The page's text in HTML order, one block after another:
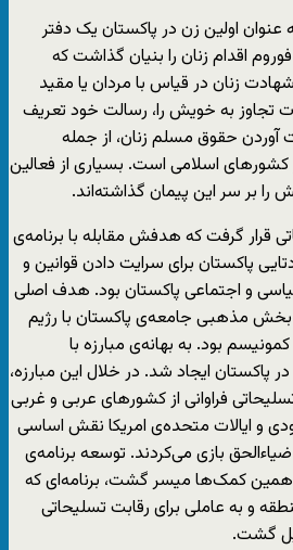
جهانگیر در سال ۱۹۸۱ به عنوان اولین زن در پاکستان یک دفتر
اقدام زنان را بنیان گذاشت که
زنان در قیاس با مردان یا مقید
تجاوز به خویش را، رسالت خود تعریف
آوردن حقوق مسلم زنان، از جمله
اسلامی است. بسیاری از فعالین
بر سر این پیمان گذاشته‌اند.
قرار گرفت که هدفش مقابله با برنامه‌ی
پاکستان برای سرایت ‌دادن قوانین و
و اجتماعی پاکستان بود. هدف اصلی
بخش مذهبی جامعه‌ی پاکستان با رژیم
بود. به بهانه‌ی مبارزه با
پاکستان ایجاد شد. در خلال این مبارزه،
فراوانی از کشورهای عربی و غربی
و ایالات متحده‌ی امریکا نقش اساسی
بازی می‌کردند. توسعه‌ برنامه‌ی
همین کمک‌ها میسر گشت، برنامه‌ای که
و به عاملی برای رقابت تسلیحاتی
گشت.